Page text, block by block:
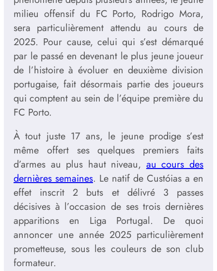
milieu offensif du FC Porto, Rodrigo Mora,
sera particulièrement attendu au cours de
2025. Pour cause, celui qui s’est démarqué
par le passé en devenant le plus jeune joueur
de l’histoire à évoluer en deuxième division
portugaise, fait désormais partie des joueurs
qui comptent au sein de l’équipe première du
FC Porto.
À tout juste 17 ans, le jeune prodige s’est
même offert ses quelques premiers faits
d’armes au plus haut niveau,au cours des
dernières semaines. Le natif de Custóias a en
effet inscrit 2 buts et délivré 3 passes
décisives à l’occasion de ses trois dernières
apparitions en Liga Portugal. De quoi
annoncer une année 2025 particulièrement
prometteuse, sous les couleurs de son club
formateur.